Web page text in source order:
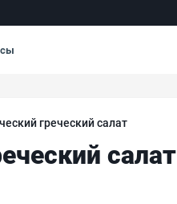
греческий салат
салат